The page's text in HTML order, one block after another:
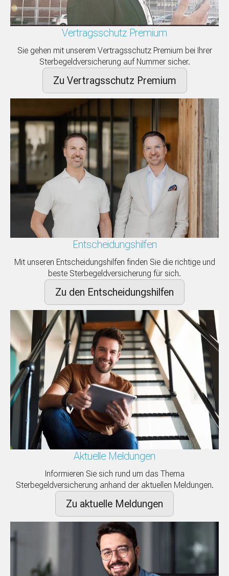
Vertragsschutz Premium
Sie gehen mit unserem Vertragsschutz Premium bei Ihrer
Sterbegeldversicherung auf Nummer sicher.
Zu Vertragsschutz Premium
Entscheidungshilfen
Mit unseren Entscheidungshilfen finden Sie die richtige und
beste Sterbegeldversicherung für sich.
Zu den Entscheidungshilfen
Aktuelle Meldungen
Informieren Sie sich rund um das Thema
Sterbegeldversicherung anhand der aktuellen Meldungen.
Zu aktuelle Meldungen